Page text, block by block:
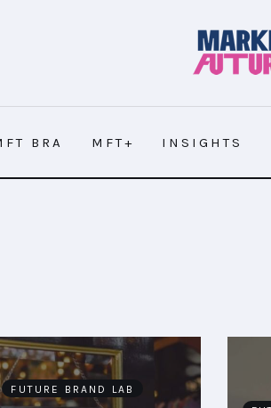
BRA MFT+ INSIGHTS
FUTURE BRAND LAB